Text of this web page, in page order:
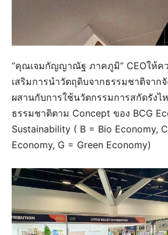
“คุณเจมกัญญาณัฐ ภาคภูมิ” CEOให้ค
เสริมการนำวัตถุดิบจากธรรมชาติจาก
ผสานกับการใช้นวัตกรรมการสกัดรังไ
ธรรมชาติตาม Concept ของ BCG
Sustainability ( B = Bio Economy,
Economy, G = Green Economy)